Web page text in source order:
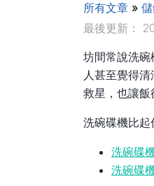
所有文章»
最後更新：
坊間常說洗
人甚至覺得
救星，也讓飯
洗碗碟機比起
洗碗碟
洗碗碟